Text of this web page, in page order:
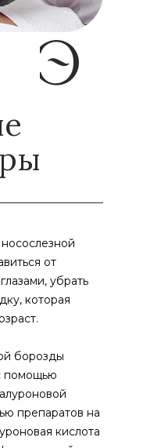
от
убрать
которая
борозды
помощью
препаратов на
кислота